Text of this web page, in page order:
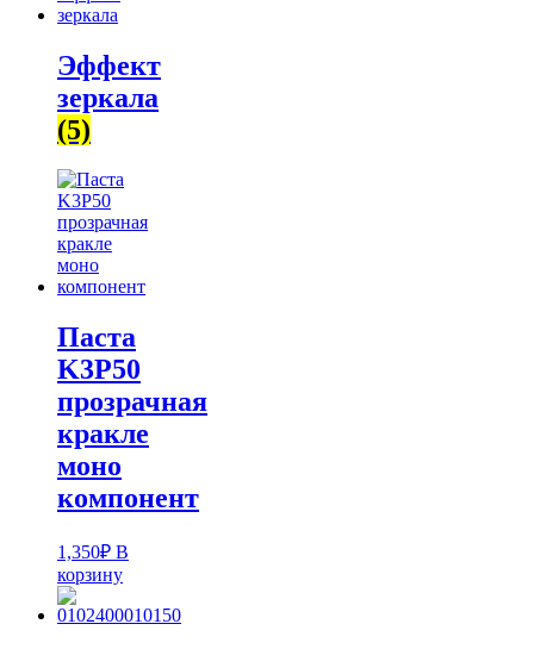
Эффект
зеркала
(5)
Паста
K3P50
прозрачная
кракле
моно
компонент
1,350₽ В
корзину